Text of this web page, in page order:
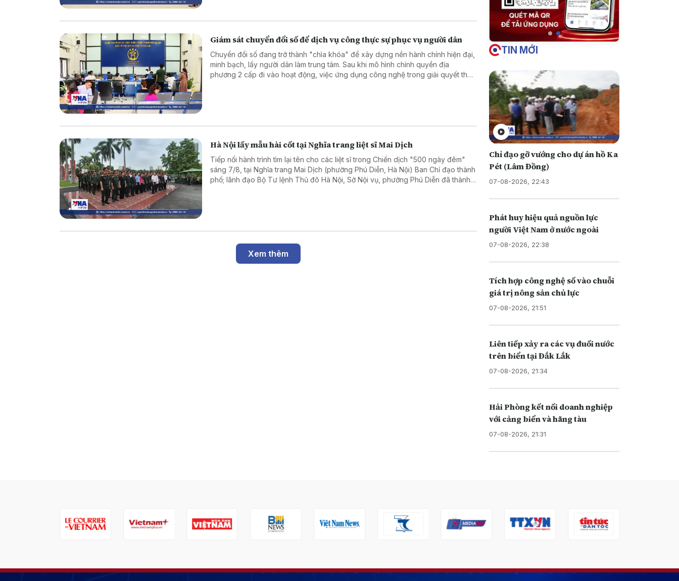
Giám sát chuyển đổi số để dịch vụ công thực sự phục vụ người dân
Chuyển đổi số đang trở thành "chìa khóa" để xây dựng nền hành chính hiện đại,
minh bạch, lấy người dân làm trung tâm. Sau khi mô hình chính quyền địa
phương 2 cấp đi vào hoạt động, việc ứng dụng công nghệ trong giải quyết thủ
Hà Nội lấy mẫu hài cốt tại Nghĩa trang liệt sĩ Mai Dịch
Tiếp nối hành trình tìm lại tên cho các liệt sĩ trong Chiến dịch "500 ngày đêm"
sáng 7/8, tại Nghĩa trang Mai Dịch (phường Phú Diễn, Hà Nội) Ban Chỉ đạo thành
phố; lãnh đạo Bộ Tư lệnh Thủ đô Hà Nội, Sở Nội vụ, phường Phú Diễn đã thành
Xem thêm
TIN MỚI
Chỉ đạo gỡ vướng cho dự án hồ Ka
Pét (Lâm Đồng)
07-08-2026, 22:43
Phát huy hiệu quả nguồn lực
người Việt Nam ở nước ngoài
07-08-2026, 22:38
Tích hợp công nghệ số vào chuỗi
giá trị nông sản chủ lực
07-08-2026, 21:51
Liên tiếp xảy ra các vụ đuối nước
trên biển tại Đắk Lắk
07-08-2026, 21:34
Hải Phòng kết nối doanh nghiệp
với cảng biển và hãng tàu
07-08-2026, 21:31